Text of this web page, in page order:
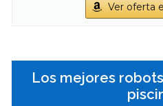
Ver oferta
Los mejores